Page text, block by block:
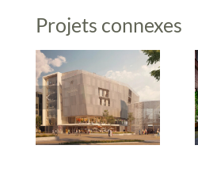
Projets connexes
Construction du
siège du Groupe
Partenaire
Fleury-les-Aubrais
(45)